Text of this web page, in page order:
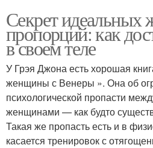
Секрет идеальных
пропорций: как
в своем теле
У Грэя Джона есть хорошая
женщины с Венеры ». Она об
психологической пропасти
женщинами — как будто
Такая же пропасть есть и в
касается тренировок с